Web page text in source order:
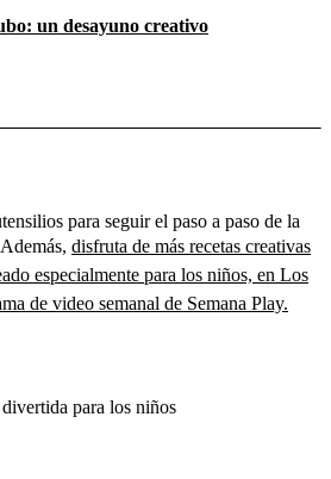
un desayuno creativo
para seguir el paso a paso de la
disfruta de más recetas creativas
especialmente para los niños, en Los
de video semanal de Semana Play.
divertida para los niños